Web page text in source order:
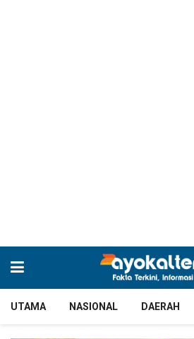
UTAMA NASIONAL DAERAH